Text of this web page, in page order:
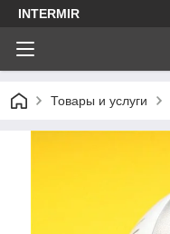
INTERMIR
Товары и услуги